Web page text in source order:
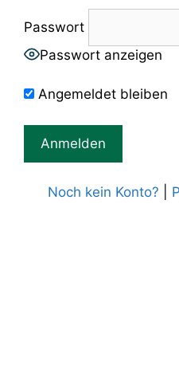
Passwort
Passwort anzeigen
Angemeldet bleiben
Noch kein Konto?